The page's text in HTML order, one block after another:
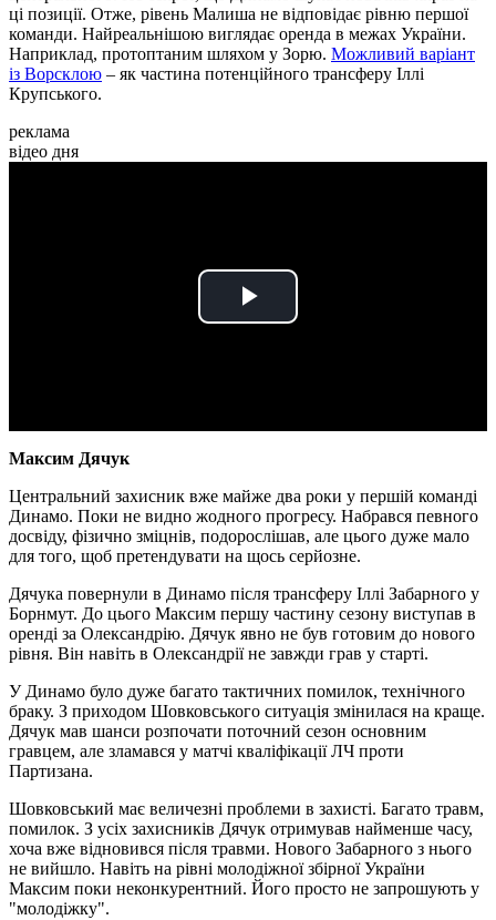
ці позиції. Отже, рівень Малиша не відповідає рівню першої
команди. Найреальнішою виглядає оренда в межах України.
Наприклад, протоптаним шляхом у Зорю. Можливий варіант
із Ворсклою – як частина потенційного трансферу Іллі
Крупського.
реклама
відео дня
Play
Максим Дячук
Центральний захисник вже майже два роки у першій команді
Динамо. Поки не видно жодного прогресу. Набрався певного
досвіду, фізично зміцнів, подорослішав, але цього дуже мало
для того, щоб претендувати на щось серйозне.
Дячука повернули в Динамо після трансферу Іллі Забарного у
Борнмут. До цього Максим першу частину сезону виступав в
оренді за Олександрію. Дячук явно не був готовим до нового
рівня. Він навіть в Олександрії не завжди грав у старті.
У Динамо було дуже багато тактичних помилок, технічного
браку. З приходом Шовковського ситуація змінилася на краще.
Дячук мав шанси розпочати поточний сезон основним
гравцем, але зламався у матчі кваліфікації ЛЧ проти
Партизана.
Шовковський має величезні проблеми в захисті. Багато травм,
помилок. З усіх захисників Дячук отримував найменше часу,
хоча вже відновився після травми. Нового Забарного з нього
не вийшло. Навіть на рівні молодіжної збірної України
Максим поки неконкурентний. Його просто не запрошують у
"молодіжку".